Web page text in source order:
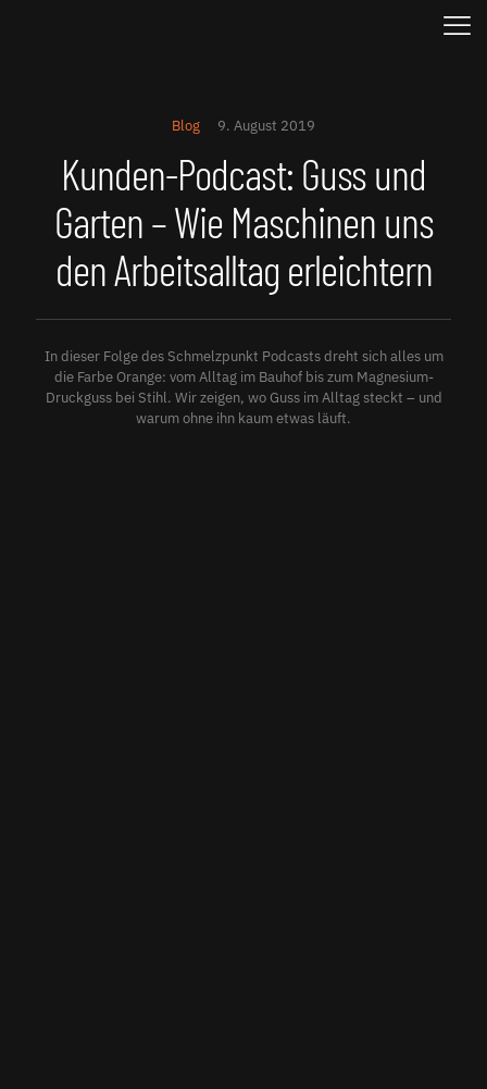
Blog 9. August 2019
Kunden-Podcast: Guss und
Garten – Wie Maschinen uns
den Arbeitsalltag erleichtern
In dieser Folge des Schmelzpunkt Podcasts dreht sich alles um
die Farbe Orange: vom Alltag im Bauhof bis zum Magnesium-
Druckguss bei Stihl. Wir zeigen, wo Guss im Alltag steckt – und
warum ohne ihn kaum etwas läuft.